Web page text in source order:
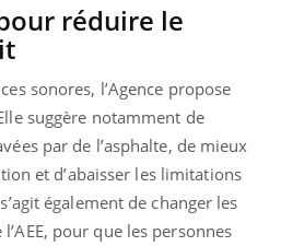
réduire le
sonores, l’Agence propose
suggère notamment de
par de l’asphalte, de mieux
et d’abaisser les limitations
également de changer les
pour que les personnes